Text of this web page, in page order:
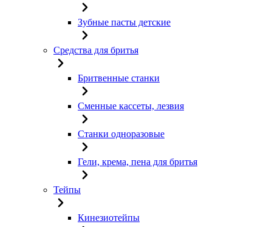
Зубные пасты детские
Средства для бритья
Бритвенные станки
Сменные кассеты, лезвия
Станки одноразовые
Гели, крема, пена для бритья
Тейпы
Кинезиотейпы